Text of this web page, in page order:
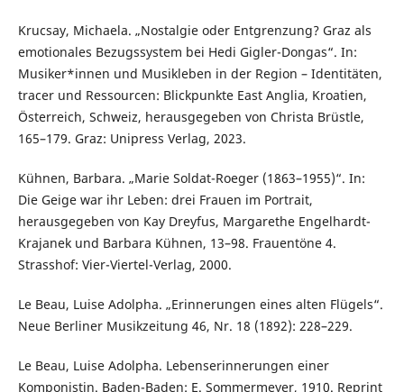
Krucsay, Michaela. „Nostalgie oder Entgrenzung? Graz als
emotionales Bezugssystem bei Hedi Gigler-Dongas“. In:
Musiker*innen und Musikleben in der Region – Identitäten,
tracer und Ressourcen: Blickpunkte East Anglia, Kroatien,
Österreich, Schweiz, herausgegeben von Christa Brüstle,
165–179. Graz: Unipress Verlag, 2023.
Kühnen, Barbara. „Marie Soldat-Roeger (1863–1955)“. In:
Die Geige war ihr Leben: drei Frauen im Portrait,
herausgegeben von Kay Dreyfus, Margarethe Engelhardt-
Krajanek und Barbara Kühnen, 13–98. Frauentöne 4.
Strasshof: Vier-Viertel-Verlag, 2000.
Le Beau, Luise Adolpha. „Erinnerungen eines alten Flügels“.
Neue Berliner Musikzeitung 46, Nr. 18 (1892): 228–229.
Le Beau, Luise Adolpha. Lebenserinnerungen einer
Komponistin. Baden-Baden: E. Sommermeyer, 1910. Reprint